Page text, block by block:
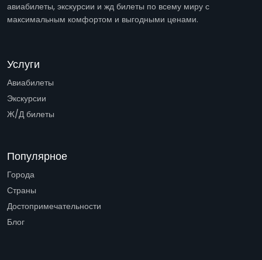
авиабилеты, экскурсии и жд билеты по всему миру с
максимальным комфортом и выгодными ценами.
Услуги
Авиабилеты
Экскурсии
Ж/Д билеты
Популярное
Города
Страны
Достопримечательности
Блог